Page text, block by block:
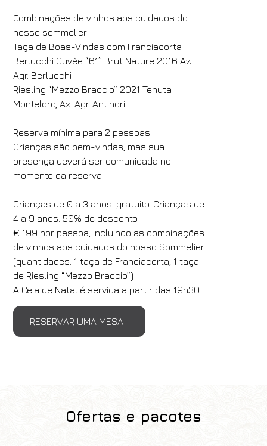
Hotéis
Hotel Villa Fiesole
07/08/ 2026
1 2
Código de Desconto
Reserve
Alterar / cancelar reserva
Combinações de vinhos aos cuidados do
nosso sommelier:
Taça de Boas-Vindas com Franciacorta
Berlucchi Cuvèe “61” Brut Nature 2016 Az.
Agr. Berlucchi
Riesling “Mezzo Braccio” 2021 Tenuta
Monteloro, Az. Agr. Antinori
Reserva mínima para 2 pessoas.
Crianças são bem-vindas, mas sua
presença deverá ser comunicada no
momento da reserva.
Crianças de 0 a 3 anos: gratuito. Crianças de
4 a 9 anos: 50% de desconto.
€ 199 por pessoa, incluindo as combinações
de vinhos aos cuidados do nosso Sommelier
(quantidades: 1 taça de Franciacorta, 1 taça
de Riesling “Mezzo Braccio”)
A Ceia de Natal é servida a partir das 19h30
RESERVAR UMA MESA
Ofertas e pacotes